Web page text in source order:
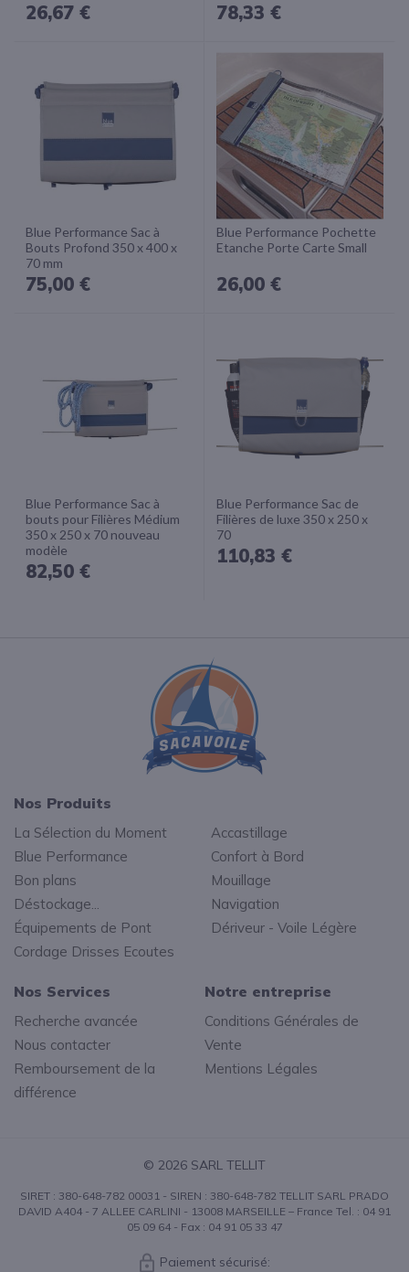
26,67 € 78,33 €
Blue Performance Sac à
Bouts Profond 350 x 400 x
70 mm
75,00 €
Blue Performance Pochette
Etanche Porte Carte Small
26,00 €
Blue Performance Sac à
bouts pour Filières Médium
350 x 250 x 70 nouveau
modèle
82,50 €
Blue Performance Sac de
Filières de luxe 350 x 250 x
70
110,83 €
Nos Services
Recherche avancée
Nous contacter
Remboursement de la
différence
Notre entreprise
Conditions Générales de
Vente
Mentions Légales
Nos Produits
La Sélection du Moment
Blue Performance
Bon plans
Déstockage...
Équipements de Pont
Cordage Drisses Ecoutes
Accastillage
Confort à Bord
Mouillage
Navigation
Dériveur - Voile Légère
© 2026 SARL TELLIT
SIRET : 380-648-782 00031 - SIREN : 380-648-782 TELLIT SARL PRADO
DAVID A404 - 7 ALLEE CARLINI - 13008 MARSEILLE – France Tel. : 04 91
05 09 64 - Fax : 04 91 05 33 47
Paiement sécurisé: